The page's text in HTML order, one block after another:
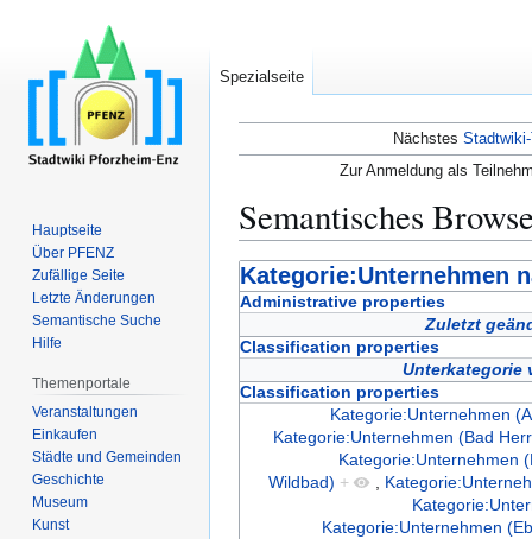
Nächstes
Zur Anmeldung als
Semantisches
Zur
Navigation
Zur
Suche
Kategorie:Unternehmen
Administrative properties
Zuletzt
Classification properties
Unterkategorie
Classification properties
Kategorie:Unternehmen
Kategorie:Unternehmen (Bad
Kategorie:Unternehmen
Wildbad) +
Kategorie:Unternehmen
Spezialseite
Hauptseite
Über PFENZ
Zufällige Seite
Letzte Änderungen
Semantische Suche
Hilfe
Themenportale
Veranstaltungen
Einkaufen
Städte und Gemeinden
Geschichte
Museum
Kunst